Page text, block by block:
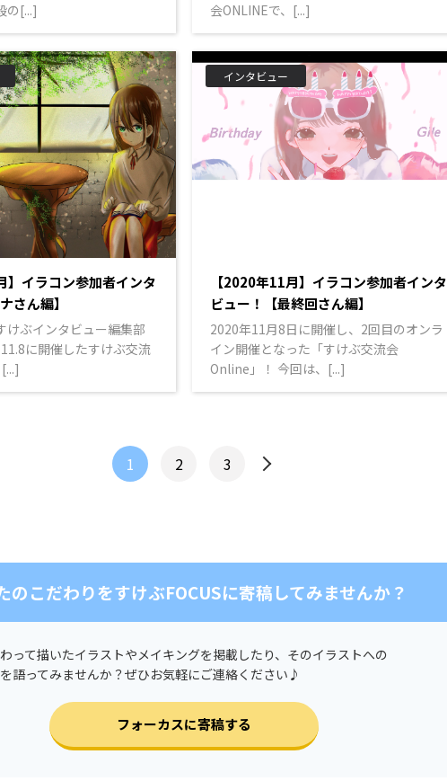
の[...]
会ONLINEで、[...]
】イラコン参加者インタ
さん編】
けぶインタビュー編集部
に開催したすけぶ交流
インタビュー
【2020年11月】イラコン参加者インタ
ビュー！【最終回さん編】
2020年11月8日に開催し、2回目のオンラ
イン開催となった「すけぶ交流会
Online」！ 今回は、[...]
1 2 3
のこだわりをすけぶFOCUSに寄稿してみませんか？
って描いたイラストやメイキングを掲載したり、そのイラストへの
語ってみませんか？ぜひお気軽にご連絡ください♪
フォーカスに寄稿する